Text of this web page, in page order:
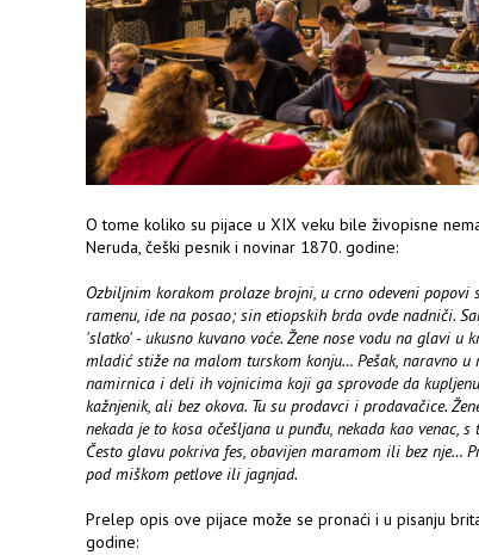
O tome koliko su pijace u XIX veku bile živopisne
Neruda, češki pesnik i novinar 1870. godine:
Ozbiljnim korakom prolaze brojni, u crno odeveni
ramenu, ide na posao; sin etiopskih brda ovde nadniči.
'slatko' - ukusno kuvano voće. Žene nose vodu na glavi u
mladić stiže na malom turskom konju… Pešak, naravno
namirnica i deli ih vojnicima koji ga sprovode da
kažnjenik, ali bez okova. Tu su prodavci i prodavačice.
nekada je to kosa očešljana u punđu, nekada kao venac,
Često glavu pokriva fes, obavijen maramom ili bez nje…
pod miškom petlove ili jagnjad.
Prelep opis ove pijace može se pronaći i u pisanju
godine: